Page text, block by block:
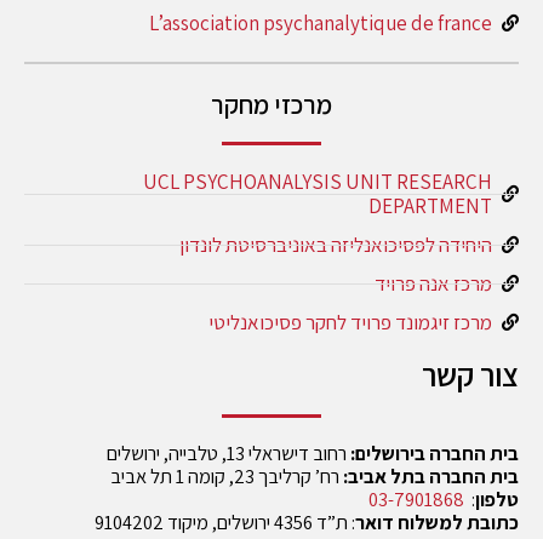
L’association psychanalytique de france
מרכזי מחקר
UCL PSYCHOANALYSIS UNIT RESEARCH
DEPARTMENT
היחידה לפסיכואנליזה באוניברסיטת לונדון
מרכז אנה פרויד
מרכז זיגמונד פרויד לחקר פסיכואנליטי
צור קשר
בית החברה בירושלים: רחוב דישראלי 13, טלבייה, ירושלים
בית החברה בתל אביב: רח’ קרליבך 23, קומה 1 תל אביב
טלפון:
03-7901868
כתובת למשלוח דואר: ת”ד 4356 ירושלים, מיקוד 9104202